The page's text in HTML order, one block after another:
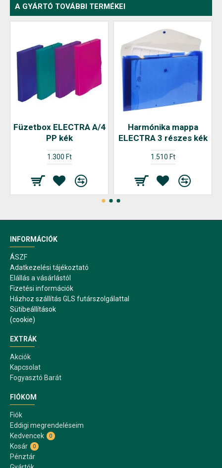
A GYÁRTÓ TOVÁBBI TERMÉKEI
Füzetbox ELECTRA A/4
PP kék
1.300 Ft
Harmónika mappa
ELECTRA 3 részes kék
1.510 Ft
INFORMÁCIÓK
ÁSZF
Adatkezelési tájékoztató
Elállás a vásárlástól
Fizetési információk
Házhoz szállítás GLS futárszolgálattal
Sütibeállítások
(cookie)
EXTRÁK
Akciók
Kapcsolat
Fogyasztó Barát
FIÓKOM
Fiók
Eddigi megrendeléseim
Kedvencek
0
Kosár 0
Pénztár